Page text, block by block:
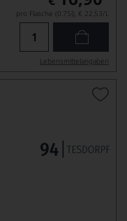
pro Flasche (0.75l), € 22,53/L
Lebensmittel­angaben